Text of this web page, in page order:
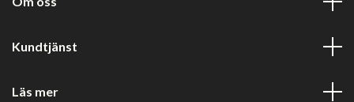
Kundtjänst
Läs mer